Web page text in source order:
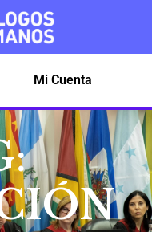
Mi Cuenta